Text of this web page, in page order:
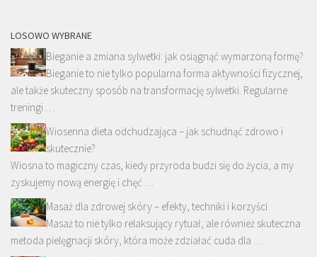
LOSOWO WYBRANE
Bieganie a zmiana sylwetki: jak osiągnąć wymarzoną formę?
Bieganie to nie tylko popularna forma aktywności fizycznej,
ale także skuteczny sposób na transformację sylwetki. Regularne
treningi …
Wiosenna dieta odchudzająca – jak schudnąć zdrowo i
skutecznie?
Wiosna to magiczny czas, kiedy przyroda budzi się do życia, a my
zyskujemy nową energię i chęć …
Masaż dla zdrowej skóry – efekty, techniki i korzyści
Masaż to nie tylko relaksujący rytuał, ale również skuteczna
metoda pielęgnacji skóry, która może zdziałać cuda dla …